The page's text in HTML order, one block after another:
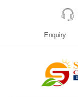
Enquiry